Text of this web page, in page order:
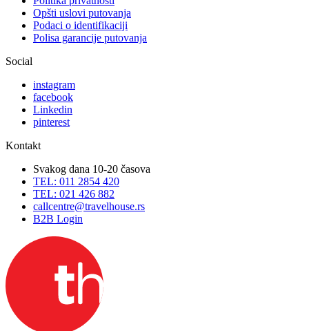
Opšti uslovi putovanja
Podaci o identifikaciji
Polisa garancije putovanja
Social
instagram
facebook
Linkedin
pinterest
Kontakt
Svakog dana 10-20 časova
TEL: 011 2854 420
TEL: 021 426 882
callcentre@travelhouse.rs
B2B Login